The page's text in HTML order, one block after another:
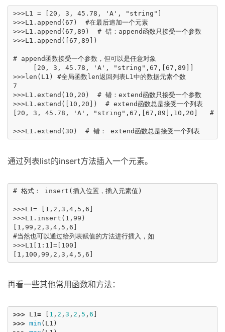
>>>L1 = [20, 3, 45.78, 'A', "string"]
>>>L1.append(67)  #在最后追加一个元素
>>>L1.append(67,89)  # 错：append函数只接受一个参数
>>>L1.append([67,89])
# append函数接受一个参数，但可以是任意对象
     [20, 3, 45.78, 'A', "string",67,[67,89]]
>>>len(L1) #全局函数len返回列表L1中的数据元素个数
7
>>>L1.extend(10,20)  # 错：extend函数只接受一个参数
>>>L1.extend([10,20])  # extend函数总是接受一个列表
[20, 3, 45.78, 'A', "string",67,[67,89],10,20]   # 10,20称
通过列表list的insert方法插入一个元素。
# 格式： insert(插入位置，插入元素值)
>>>L1= [1,2,3,4,5,6]
>>>L1.insert(1,99)
[1,99,2,3,4,5,6]
#当然也可以通过给列表赋值的方法进行插入，如
>>>L1[1:1]=[100]
再看一些其他常用函数和方法：
>>> L1= 1 , 2 , 3 , 2 , 5 , 6
>>> min ( L1 )